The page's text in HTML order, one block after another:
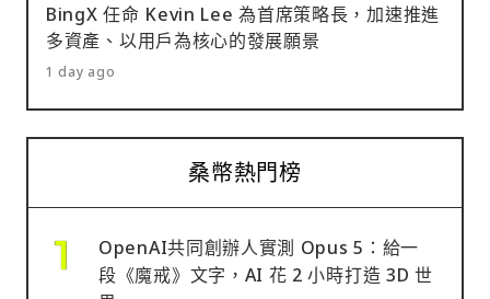
BingX 任命 Kevin Lee 為首席策略長，加速推進
多資產、以用戶為核心的發展願景
1 day ago
桑幣熱門榜
OpenAI共同創辦人實測 Opus 5：給一
段《魔戒》文字，AI 花 2 小時打造 3D 世